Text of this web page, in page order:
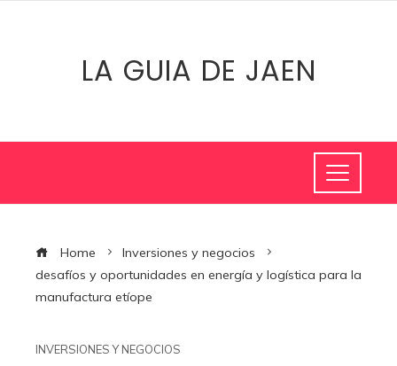
LA GUIA DE JAEN
Home
Inversiones y negocios
desafíos y oportunidades en energía y logística para la
manufactura etíope
INVERSIONES Y NEGOCIOS